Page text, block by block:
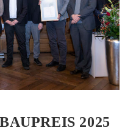
2025